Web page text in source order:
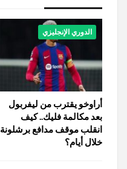
الدوري الإنجليزي
أراوخو يقترب من ليفربول
بعد مكالمة فليك.. كيف
انقلب موقف مدافع برشلونة
خلال أيام؟